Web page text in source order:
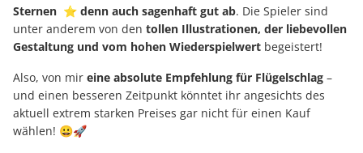
Sternen ⭐ denn auch sagenhaft gut ab. Die Spieler sind
unter anderem von den tollen Illustrationen, der liebevollen
Gestaltung und vom hohen Wiederspielwert begeistert!
Also, von mir eine absolute Empfehlung für Flügelschlag –
und einen besseren Zeitpunkt könntet ihr angesichts des
aktuell extrem starken Preises gar nicht für einen Kauf
wählen! 😀🚀